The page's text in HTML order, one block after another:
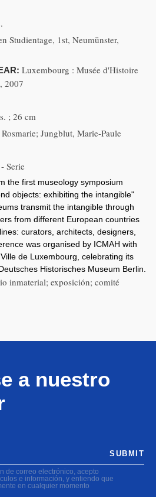
Studientage, 1st, Neumünster,
Luxembourg : Musée d'Histoire
2007
; 26 cm
Jungblut, Marie-Paule
Serie
the first museology symposium
objects: exhibiting the intangible"
transmit the intangible through
from different European countries
curators, architects, designers,
was organised by ICMAH with
de Luxembourg, celebrating its
Historisches Museum Berlin.
inmaterial; exposición; comité
a nuestro
de correo electrónico, acepto
e información, y entiendo que
en cualquier momento
SUBMIT